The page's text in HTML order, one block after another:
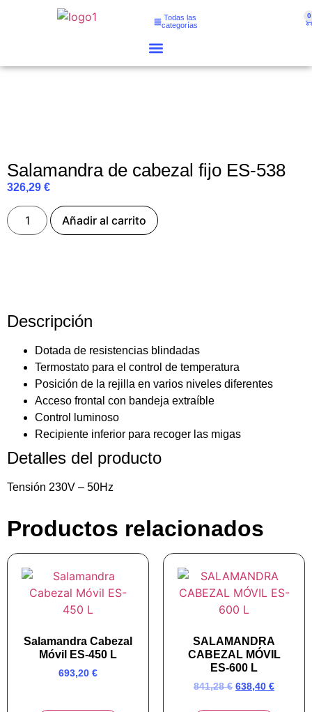
Todas las
categorías
0
Salamandra de cabezal fijo ES-538
326,29 €
Añadir al carrito
Descripción
Dotada de resistencias blindadas
Termostato para el control de temperatura
Posición de la rejilla en varios niveles diferentes
Acceso frontal con bandeja extraíble
Control luminoso
Recipiente inferior para recoger las migas
Detalles del producto
Tensión 230V – 50Hz
Productos relacionados
Salamandra Cabezal
Móvil ES-450 L
693,20 €
SALAMANDRA
CABEZAL MÓVIL
ES-600 L
841,28€ 638,40 €